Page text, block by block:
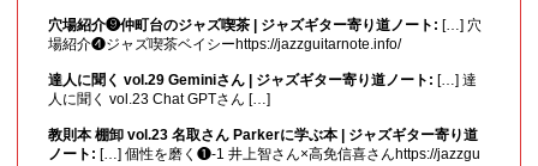
穴場紹介❾仲町台のジャズ喫茶 | ジャズギター寄り道ノート: […] 穴
場紹介❹ジャズ喫茶ベイシーhttps://jazzguitarnote.info/
達人に聞く vol.29 Geminiさん | ジャズギター寄り道ノート: […] 達
人に聞く vol.23 Chat GPTさん […]
教則本 棚卸 vol.23 名取さん Parkerに学ぶ本 | ジャズギター寄り道
ノート: […] 個性を磨く❶-1 井上智さん×高免信喜さんhttps://jazzgu